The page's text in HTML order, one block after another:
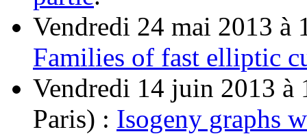
Vendredi 24 mai 2013
Families of fast elliptic
Vendredi 14 juin 2013 à
Paris) : Isogeny graphs